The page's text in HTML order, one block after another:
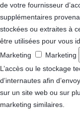
de votre fournisseur
supplémentaires
stockées ou extraites à
être utilisées pour vous
Marketing
Marketing
L’accès ou le stockage
d’internautes afin
sur un site web ou sur
marketing similaires.